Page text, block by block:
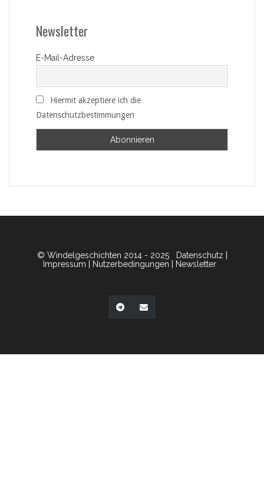
Newsletter
E-Mail-Adresse
Hiermit akzeptiere ich die
Datenschutzbestimmungen
© Windelgeschichten 2014 - 2025 Datenschutz
Impressum
Nutzerbedingungen Newsletter